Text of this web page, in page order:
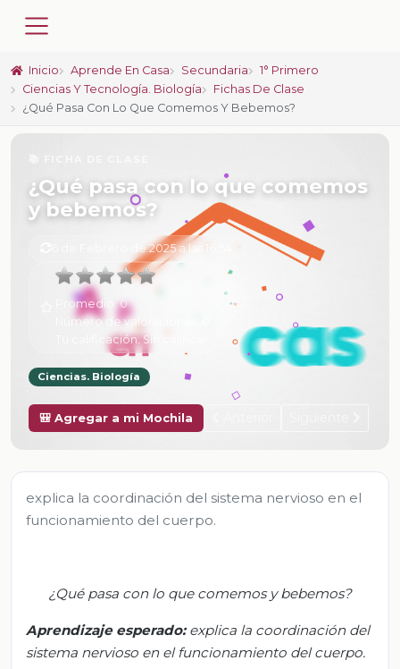
Inicio Aprende En Casa Secundaria
1° Primero
Ciencias Y Tecnología. Biología
Fichas De Clase
¿Qué Pasa Con Lo Que Comemos Y Bebemos?
¿Qué pasa con lo que comemos
y bebemos?
6 de Febrero de 2025 a las 16:54
Promedio:0
Número de valoraciones:
Tu calificación:Sin calificar
Ciencias. Biología
🎒 Agregar a mi Mochila
explica la coordinación del sistema nervioso en el
funcionamiento del cuerpo.
¿Qué pasa con lo que comemos y bebemos?
Aprendizaje esperado:explica la coordinación del
sistema nervioso en el funcionamiento del cuerpo.